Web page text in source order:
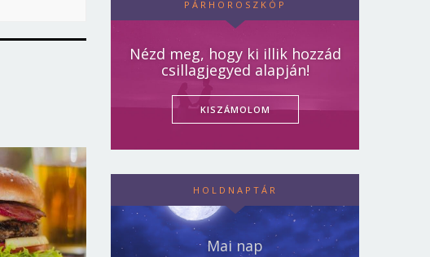
PÁRHOROSZKÓP
Nézd meg, hogy ki illik hozzád
csillagjegyed alapján!
KISZÁMOLOM
HOLDNAPTÁR
Mai nap